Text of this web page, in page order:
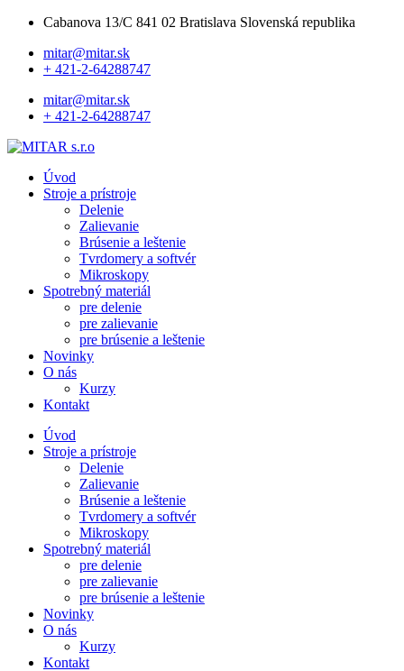
Cabanova 13/C 841 02 Bratislava Slovenská republika
mitar@mitar.sk
+ 421-2-64288747
mitar@mitar.sk
+ 421-2-64288747
Úvod
Stroje a prístroje
Delenie
Zalievanie
Brúsenie a leštenie
Tvrdomery a softvér
Mikroskopy
Spotrebný materiál
pre delenie
pre zalievanie
pre brúsenie a leštenie
Novinky
O nás
Kurzy
Kontakt
Úvod
Stroje a prístroje
Delenie
Zalievanie
Brúsenie a leštenie
Tvrdomery a softvér
Mikroskopy
Spotrebný materiál
pre delenie
pre zalievanie
pre brúsenie a leštenie
Novinky
O nás
Kurzy
Kontakt